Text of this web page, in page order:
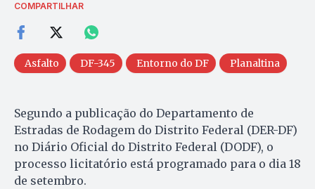
COMPARTILHAR
Asfalto DF-345 Entorno do DF Planaltina
Segundo a publicação do Departamento de
Estradas de Rodagem do Distrito Federal (DER-DF)
no Diário Oficial do Distrito Federal (DODF), o
processo licitatório está programado para o dia 18
de setembro.